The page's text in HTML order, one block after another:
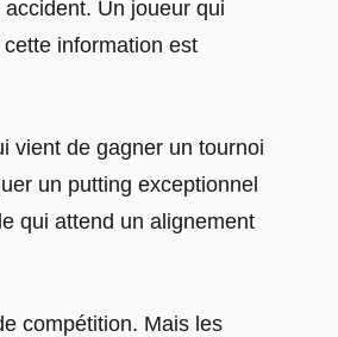
Un joueur qui
information est
vient de gagner un tournoi
un putting exceptionnel
qui attend un alignement
compétition. Mais les